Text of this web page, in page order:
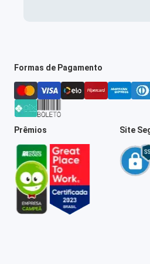
Formas de Pagamento
Prêmios Site